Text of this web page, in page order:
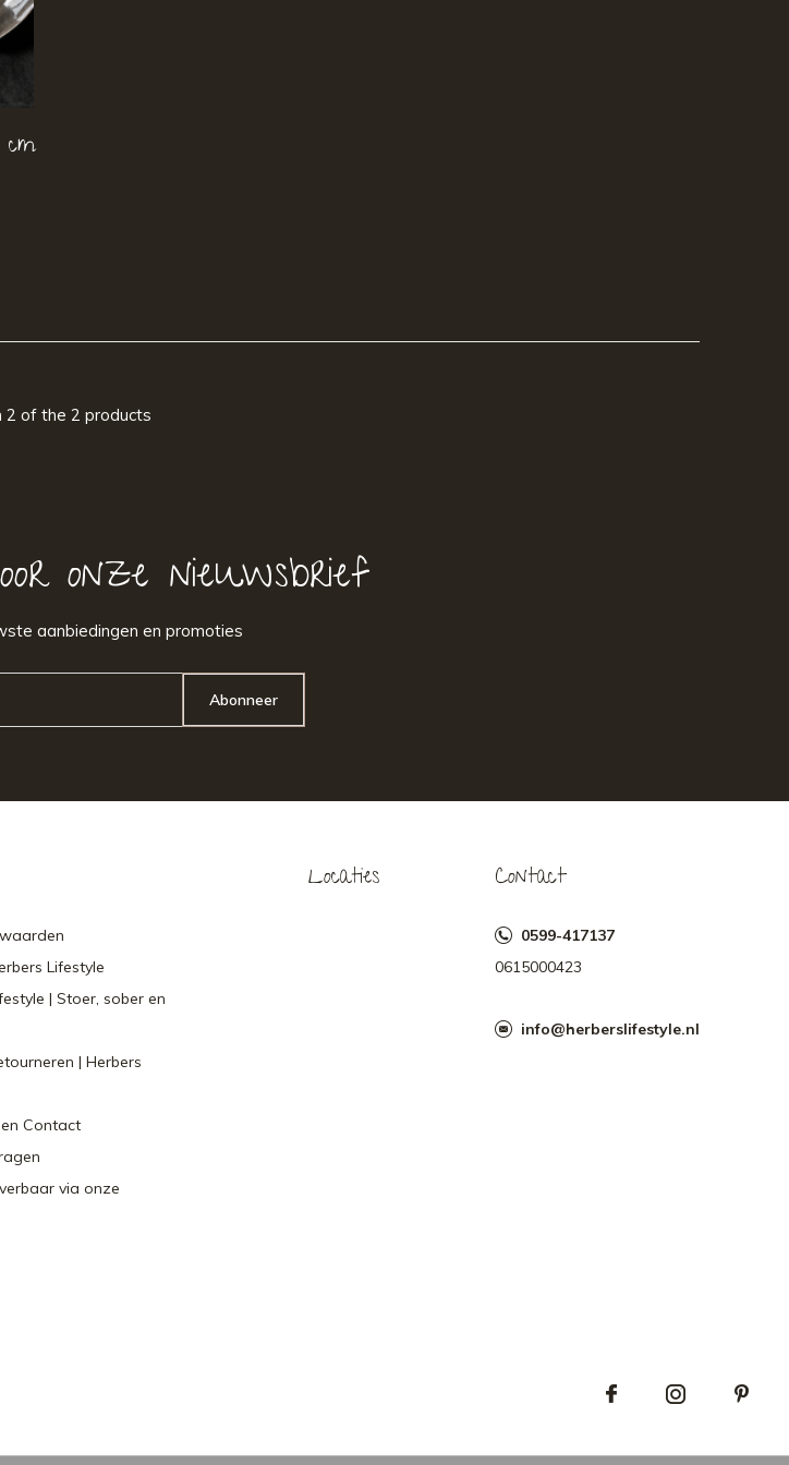
cm
2 of the 2 products
onze nieuwsbrief
aanbiedingen en promoties
Abonneer
Lifestyle
| Stoer, sober en
| Herbers
Contact
via onze
Locaties Contact
0599-417137
0615000423
info@herberslifestyle.nl